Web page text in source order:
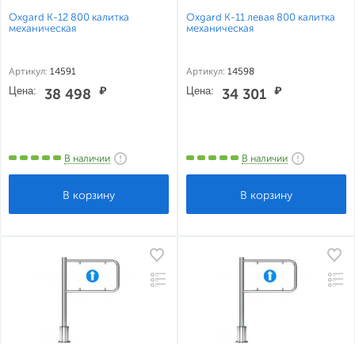
Oxgard К-12 800 калитка
механическая
Артикул: 14591
Цена: 38 498 ₽
В наличии
Oxgard К-11 левая 800 калитка
механическая
Артикул: 14598
Цена: 34 301 ₽
В наличии